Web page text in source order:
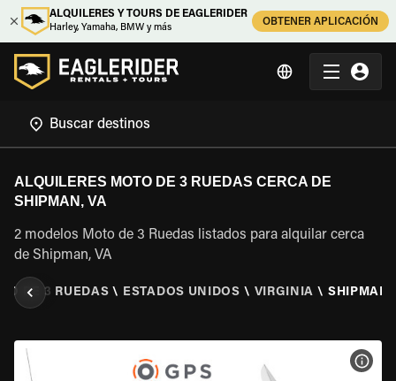
ALQUILERES Y TOURS DE EAGLERIDER
Harley, Yamaha, BMW y más
OBTENER APLICACIÓN
ALQUILERES MOTO DE 3 RUEDAS CERCA DE
SHIPMAN, VA
2 modelos Moto de 3 Ruedas listados para alquilar cerca
de Shipman, VA
DE 3 RUEDAS \ ESTADOS UNIDOS \ VIRGINIA \ SHIPMAN,
VER